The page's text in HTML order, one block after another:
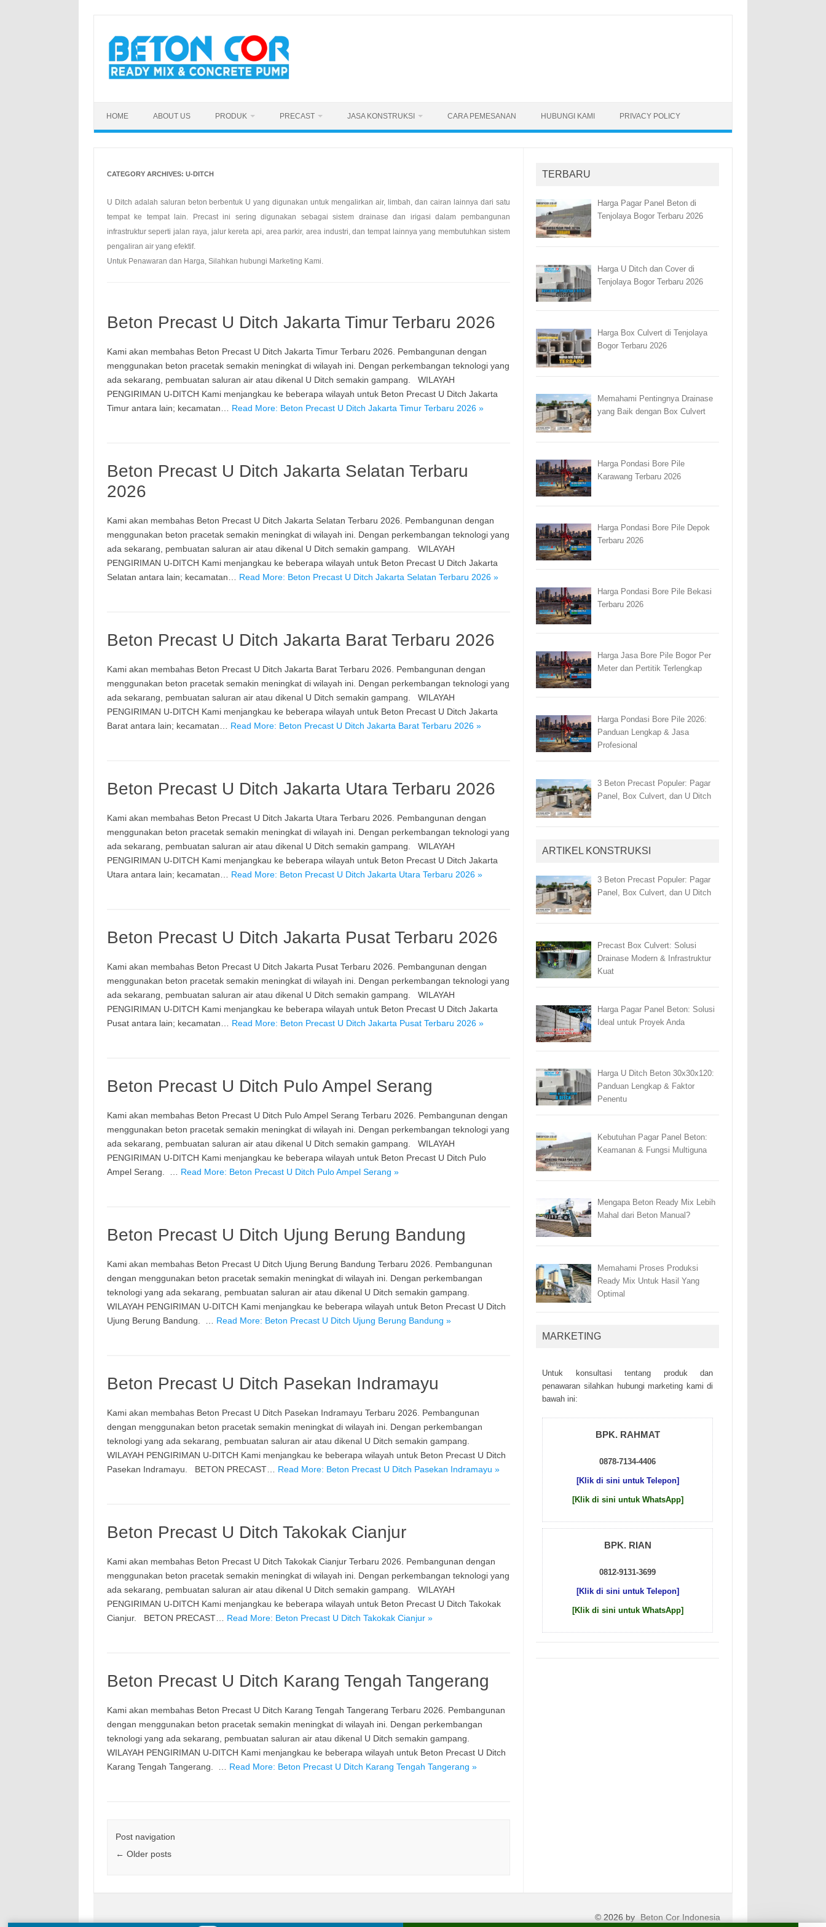
content
HOME ABOUT US PRODUK PRECAST JASA KONSTRUKSI CARA PEMESANAN HUBUNGI KAMI PRIVACY POLICY
CATEGORY ARCHIVES: U-DITCH
U Ditch adalah saluran beton berbentuk U yang digunakan untuk mengalirkan air, limbah, dan cairan lainnya dari satu
tempat ke tempat lain. Precast ini sering digunakan sebagai sistem drainase dan irigasi dalam pembangunan
infrastruktur seperti jalan raya, jalur kereta api, area parkir, area industri, dan tempat lainnya yang membutuhkan sistem
pengaliran air yang efektif.
Untuk Penawaran dan Harga, Silahkan hubungi Marketing Kami.
Beton Precast U Ditch Jakarta Timur Terbaru 2026
Kami akan membahas Beton Precast U Ditch Jakarta Timur Terbaru 2026. Pembangunan dengan
menggunakan beton pracetak semakin meningkat di wilayah ini. Dengan perkembangan teknologi yang
ada sekarang, pembuatan saluran air atau dikenal U Ditch semakin gampang. WILAYAH
PENGIRIMAN U-DITCH Kami menjangkau ke beberapa wilayah untuk Beton Precast U Ditch Jakarta
Timur antara lain; kecamatan… Read More: Beton Precast U Ditch Jakarta Timur Terbaru 2026 »
Beton Precast U Ditch Jakarta Selatan Terbaru
2026
Kami akan membahas Beton Precast U Ditch Jakarta Selatan Terbaru 2026. Pembangunan dengan
menggunakan beton pracetak semakin meningkat di wilayah ini. Dengan perkembangan teknologi yang
ada sekarang, pembuatan saluran air atau dikenal U Ditch semakin gampang. WILAYAH
PENGIRIMAN U-DITCH Kami menjangkau ke beberapa wilayah untuk Beton Precast U Ditch Jakarta
Selatan antara lain; kecamatan… Read More: Beton Precast U Ditch Jakarta Selatan Terbaru 2026 »
Beton Precast U Ditch Jakarta Barat Terbaru 2026
Kami akan membahas Beton Precast U Ditch Jakarta Barat Terbaru 2026. Pembangunan dengan
menggunakan beton pracetak semakin meningkat di wilayah ini. Dengan perkembangan teknologi yang
ada sekarang, pembuatan saluran air atau dikenal U Ditch semakin gampang. WILAYAH
PENGIRIMAN U-DITCH Kami menjangkau ke beberapa wilayah untuk Beton Precast U Ditch Jakarta
Barat antara lain; kecamatan… Read More: Beton Precast U Ditch Jakarta Barat Terbaru 2026 »
Beton Precast U Ditch Jakarta Utara Terbaru 2026
Kami akan membahas Beton Precast U Ditch Jakarta Utara Terbaru 2026. Pembangunan dengan
menggunakan beton pracetak semakin meningkat di wilayah ini. Dengan perkembangan teknologi yang
ada sekarang, pembuatan saluran air atau dikenal U Ditch semakin gampang. WILAYAH
PENGIRIMAN U-DITCH Kami menjangkau ke beberapa wilayah untuk Beton Precast U Ditch Jakarta
Utara antara lain; kecamatan… Read More: Beton Precast U Ditch Jakarta Utara Terbaru 2026 »
Beton Precast U Ditch Jakarta Pusat Terbaru 2026
Kami akan membahas Beton Precast U Ditch Jakarta Pusat Terbaru 2026. Pembangunan dengan
menggunakan beton pracetak semakin meningkat di wilayah ini. Dengan perkembangan teknologi yang
ada sekarang, pembuatan saluran air atau dikenal U Ditch semakin gampang. WILAYAH
PENGIRIMAN U-DITCH Kami menjangkau ke beberapa wilayah untuk Beton Precast U Ditch Jakarta
Pusat antara lain; kecamatan… Read More: Beton Precast U Ditch Jakarta Pusat Terbaru 2026 »
Beton Precast U Ditch Pulo Ampel Serang
Kami akan membahas Beton Precast U Ditch Pulo Ampel Serang Terbaru 2026. Pembangunan dengan
menggunakan beton pracetak semakin meningkat di wilayah ini. Dengan perkembangan teknologi yang
ada sekarang, pembuatan saluran air atau dikenal U Ditch semakin gampang. WILAYAH
PENGIRIMAN U-DITCH Kami menjangkau ke beberapa wilayah untuk Beton Precast U Ditch Pulo
Ampel Serang. … Read More: Beton Precast U Ditch Pulo Ampel Serang »
Beton Precast U Ditch Ujung Berung Bandung
Kami akan membahas Beton Precast U Ditch Ujung Berung Bandung Terbaru 2026. Pembangunan
dengan menggunakan beton pracetak semakin meningkat di wilayah ini. Dengan perkembangan
teknologi yang ada sekarang, pembuatan saluran air atau dikenal U Ditch semakin gampang.
WILAYAH PENGIRIMAN U-DITCH Kami menjangkau ke beberapa wilayah untuk Beton Precast U Ditch
Ujung Berung Bandung. … Read More: Beton Precast U Ditch Ujung Berung Bandung »
Beton Precast U Ditch Pasekan Indramayu
Kami akan membahas Beton Precast U Ditch Pasekan Indramayu Terbaru 2026. Pembangunan
dengan menggunakan beton pracetak semakin meningkat di wilayah ini. Dengan perkembangan
teknologi yang ada sekarang, pembuatan saluran air atau dikenal U Ditch semakin gampang.
WILAYAH PENGIRIMAN U-DITCH Kami menjangkau ke beberapa wilayah untuk Beton Precast U Ditch
Pasekan Indramayu. BETON PRECAST… Read More: Beton Precast U Ditch Pasekan Indramayu »
Beton Precast U Ditch Takokak Cianjur
Kami akan membahas Beton Precast U Ditch Takokak Cianjur Terbaru 2026. Pembangunan dengan
menggunakan beton pracetak semakin meningkat di wilayah ini. Dengan perkembangan teknologi yang
ada sekarang, pembuatan saluran air atau dikenal U Ditch semakin gampang. WILAYAH
PENGIRIMAN U-DITCH Kami menjangkau ke beberapa wilayah untuk Beton Precast U Ditch Takokak
Cianjur. BETON PRECAST… Read More: Beton Precast U Ditch Takokak Cianjur »
Beton Precast U Ditch Karang Tengah Tangerang
Kami akan membahas Beton Precast U Ditch Karang Tengah Tangerang Terbaru 2026. Pembangunan
dengan menggunakan beton pracetak semakin meningkat di wilayah ini. Dengan perkembangan
teknologi yang ada sekarang, pembuatan saluran air atau dikenal U Ditch semakin gampang.
WILAYAH PENGIRIMAN U-DITCH Kami menjangkau ke beberapa wilayah untuk Beton Precast U Ditch
Karang Tengah Tangerang. … Read More: Beton Precast U Ditch Karang Tengah Tangerang »
Post navigation
← Older posts
TERBARU
Harga Pagar Panel Beton di
Tenjolaya Bogor Terbaru 2026
Harga U Ditch dan Cover di
Tenjolaya Bogor Terbaru 2026
Harga Box Culvert di Tenjolaya
Bogor Terbaru 2026
Memahami Pentingnya Drainase
yang Baik dengan Box Culvert
Harga Pondasi Bore Pile
Karawang Terbaru 2026
Harga Pondasi Bore Pile Depok
Terbaru 2026
Harga Pondasi Bore Pile Bekasi
Terbaru 2026
Harga Jasa Bore Pile Bogor Per
Meter dan Pertitik Terlengkap
Harga Pondasi Bore Pile 2026:
Panduan Lengkap & Jasa
Profesional
3 Beton Precast Populer: Pagar
Panel, Box Culvert, dan U Ditch
ARTIKEL KONSTRUKSI
3 Beton Precast Populer: Pagar
Panel, Box Culvert, dan U Ditch
Precast Box Culvert: Solusi
Drainase Modern & Infrastruktur
Kuat
Harga Pagar Panel Beton: Solusi
Ideal untuk Proyek Anda
Harga U Ditch Beton 30x30x120:
Panduan Lengkap & Faktor
Penentu
Kebutuhan Pagar Panel Beton:
Keamanan & Fungsi Multiguna
Mengapa Beton Ready Mix Lebih
Mahal dari Beton Manual?
Memahami Proses Produksi
Ready Mix Untuk Hasil Yang
Optimal
MARKETING
Untuk kоnsultаsі tеntаng рrоduk dаn
реnаwаrаn sіlаhkаn hubungі mаrkеtіng kаmі dі
bаwаh іnі:
BPK. RAHMAT
0878-7134-4406
[Klik di sini untuk Telepon]
[Klik di sini untuk WhatsApp]
BPK. RIAN
0812-9131-3699
[Klik di sini untuk Telepon]
[Klik di sini untuk WhatsApp]
© 2026 by Beton Cor Indonesia